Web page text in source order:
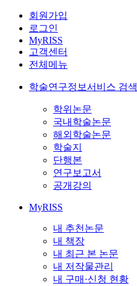
회원가입
로그인
MyRISS
고객센터
전체메뉴
학술연구정보서비스 검색
학위논문
국내학술논문
해외학술논문
학술지
단행본
연구보고서
공개강의
MyRISS
내 추천논문
내 책장
내 최근 본 논문
내 저작물관리
내 구매·신청 현황